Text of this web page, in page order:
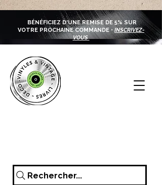
BÉNÉFICIEZ D'UNE REMISE DE 5% SUR
VOTRE PROCHAINE COMMANDE • INSCRIVEZ-
VOUS
Rechercher...